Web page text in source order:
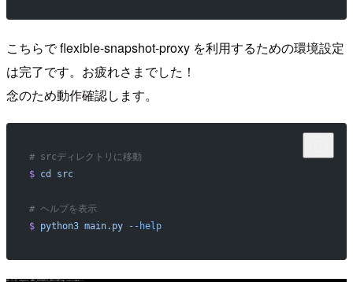
こちらで flexible-snapshot-proxy を利用するための環境設定
は完了です。お疲れさまでした！
念のため動作確認します。
# srcディレクトリに移動
$ cd src
# ヘルプを表示
$ python3 main.py --help